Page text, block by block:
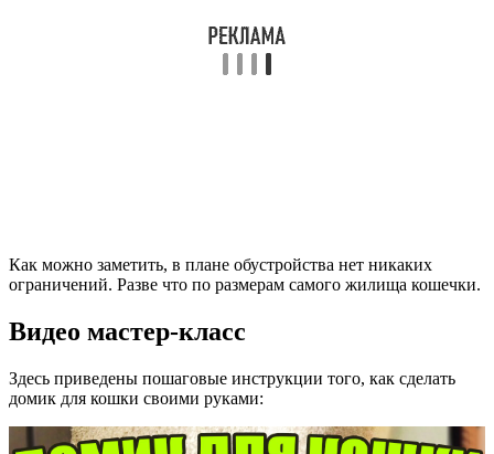
Как можно заметить, в плане обустройства нет никаких
ограничений. Разве что по размерам самого жилища кошечки.
Видео мастер-класс
Здесь приведены пошаговые инструкции того, как сделать
домик для кошки своими руками: